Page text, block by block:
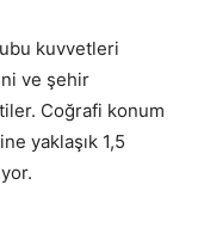
kuvvetleri
ve şehir
Coğrafi konum
yaklaşık 1,5